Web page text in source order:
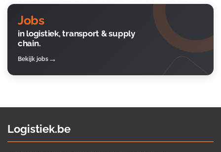
Jobs
in logistiek, transport & supply
chain.
Bekijk jobs
Logistiek.be